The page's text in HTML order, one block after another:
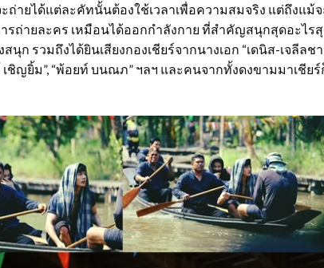
ายได้แต่ละคัทนั้นต้องใช้เวลาเพื่อความสมจริง แต่ถึงแม้จ
รถ่ายละคร เหมือนได้ออกกำลังกาย ที่สำคัญสนุกสุดอะไร
ก รวมถึงได้ยินเสียงกองเชียร์จากนางเอก “เดนิส-เจลีลชา
เชิญยิ้ม”, “พ้อยท์ บนณภ” ฯลฯ และคนจากทั้งดงขามมาเชียร์